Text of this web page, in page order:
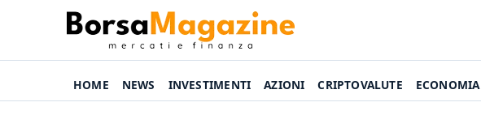
HOME NEWS INVESTIMENTI AZIONI CRIPTOVALUTE ECONOMIA